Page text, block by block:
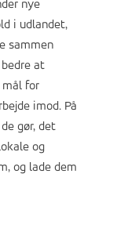
nye
i udlandet,
sammen
at
mål for
imod. På
gør, det
og
og lade dem